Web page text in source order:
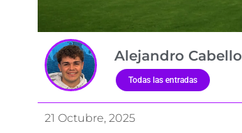
Alejandro Cabello
Todas las entradas
21 Octubre, 2025